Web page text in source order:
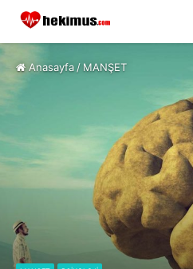
Anasayfa / MANŞET